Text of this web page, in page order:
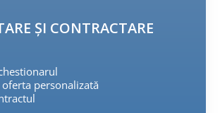
ȘI CONTRACTARE
personalizată